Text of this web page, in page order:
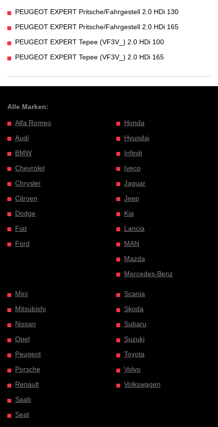
PEUGEOT EXPERT Pritsche/Fahrgestell 2.0 HDi 130
PEUGEOT EXPERT Pritsche/Fahrgestell 2.0 HDi 165
PEUGEOT EXPERT Tepee (VF3V_) 2.0 HDi 100
PEUGEOT EXPERT Tepee (VF3V_) 2.0 HDi 165
Alle Marken:
Alfa Romeo
Audi
BMW
Chevrolet
Chrysler
Citroen
Dodge
Fiat
Ford
Honda
Hyundai
Infiniti
Iveco
Jaguar
Jeep
Kia
Lancia
MAN
Mazda
Mercedes-Benz
Mini
Mitsubishi
Nissan
Opel
Peugeot
Porsche
Renault
Saab
Seat
Scania
Skoda
Subaru
Suzuki
Toyota
Volvo
Volkswagen